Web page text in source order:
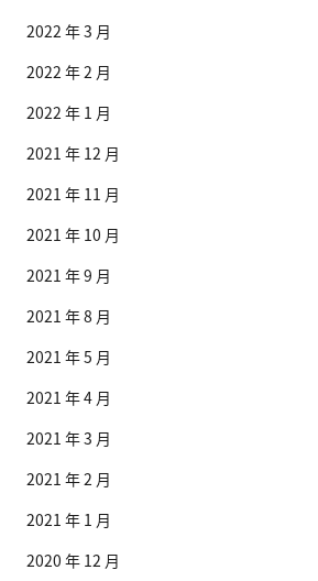
2022 年 3 月
2022 年 2 月
2022 年 1 月
2021 年 12 月
2021 年 11 月
2021 年 10 月
2021 年 9 月
2021 年 8 月
2021 年 5 月
2021 年 4 月
2021 年 3 月
2021 年 2 月
2021 年 1 月
2020 年 12 月